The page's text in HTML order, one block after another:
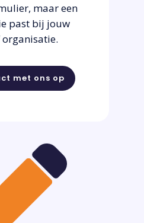
maar een
past bij jouw
organisatie.
met ons op